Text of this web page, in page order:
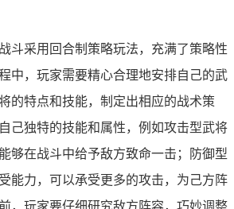
斗采用回合制策略玩法，充满了策略性
中，玩家需要精心合理地安排自己的武
的特点和技能，制定出相应的战术策
己独特的技能和属性，例如攻击型武将
够在战斗中给予敌方致命一击；防御型
能力，可以承受更多的攻击，为己方阵